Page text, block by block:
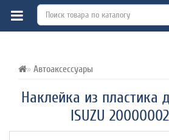
Автоаксессуары
Наклейка из пластика
ISUZU
ВСЕ О ТОВАРЕ ХАРАКТЕРИСТИКИ